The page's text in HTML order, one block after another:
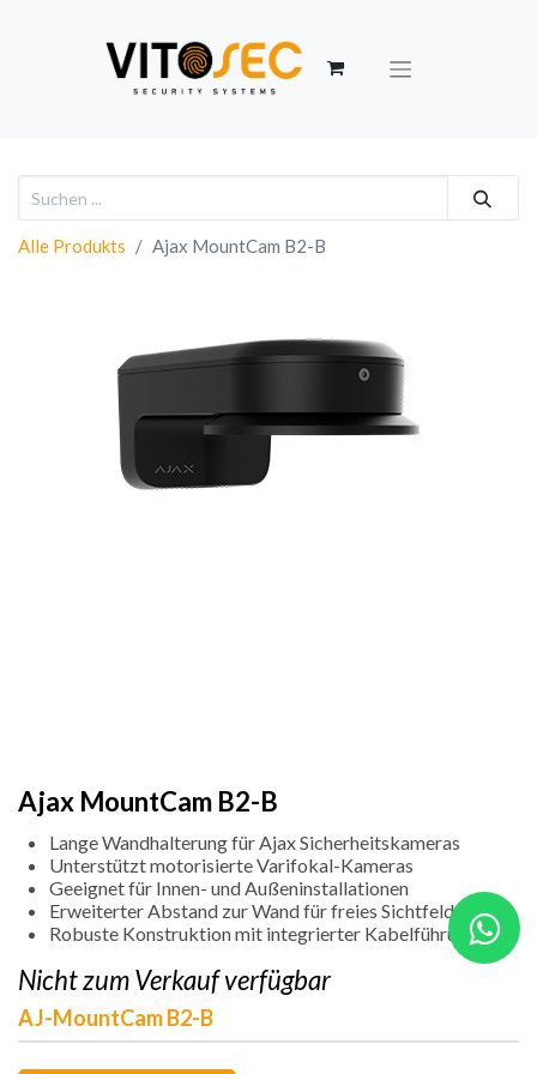
Alle Produkts Ajax MountCam B2-B
Ajax MountCam B2-B
Lange Wandhalterung für Ajax Sicherheitskameras
Unterstützt motorisierte Varifokal-Kameras
Geeignet für Innen- und Außeninstallationen
Erweiterter Abstand zur Wand für freies Sichtfeld
Robuste Konstruktion mit integrierter Kabelführung
Nicht zum Verkauf verfügbar
AJ-MountCam B2-B